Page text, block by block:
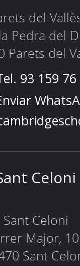
del
Pedra del
Parets del
93 159
Celoni
Sant Celoni
Major,
Sant